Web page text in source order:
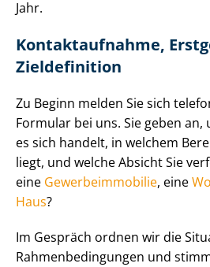
Jahr.
Kontaktaufnahme,
Zieldefinition
Zu Beginn melden Sie sich
Formular bei uns. Sie geben
es sich handelt, in welchem
liegt, und welche Absicht Sie
eine Ge­wer­be­im­mo­bi­lie, eine
Haus?
Im Gespräch ordnen wir die
Rah­men­be­din­gun­gen und